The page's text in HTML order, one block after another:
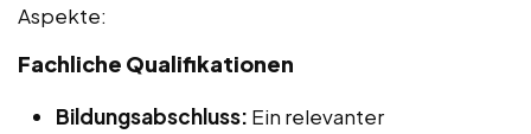
Aspekte:
Fachliche Qualifikationen
Bildungsabschluss: Ein relevanter